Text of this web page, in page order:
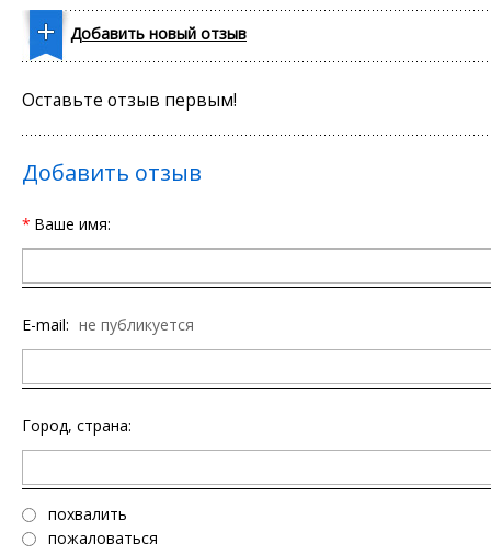
Добавить новый отзыв
Оставьте отзыв первым!
Добавить отзыв
* Ваше имя:
E-mail: не публикуется
Город, страна:
похвалить
пожаловаться